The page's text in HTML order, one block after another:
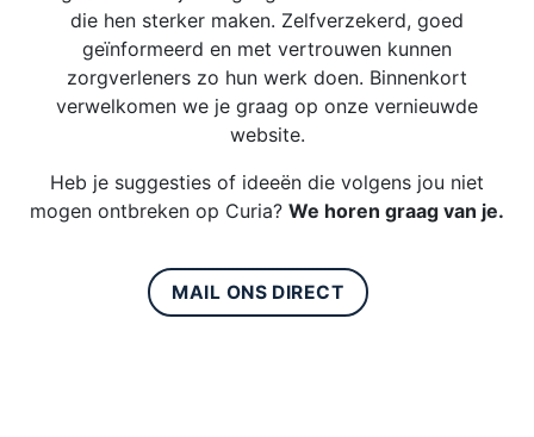
die hen sterker maken. Zelfverzekerd, goed
geïnformeerd en met vertrouwen kunnen
zorgverleners zo hun werk doen. Binnenkort
verwelkomen we je graag op onze vernieuwde
website.
Heb je suggesties of ideeën die volgens jou niet
mogen ontbreken op Curia? We horen graag van je.
MAIL ONS DIRECT